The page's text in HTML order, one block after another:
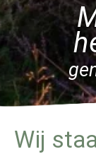
Wij